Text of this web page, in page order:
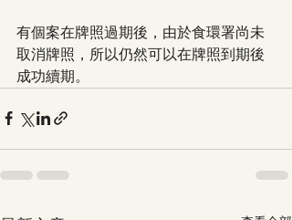
有個案在牌照過期後，由於食環署尚未
取消牌照，所以仍然可以在牌照到期後
成功續期。